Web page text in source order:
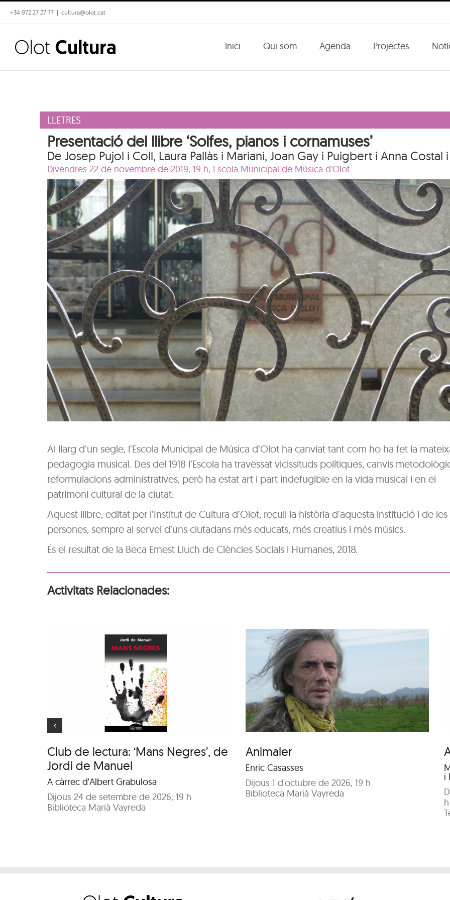
Skip
to
content
+34 972 27 27 77 | cultura@olot.cat
Inici Qui som Agenda Projectes
LLETRES
Presentació del llibre ‘Solfes, pianos i cornamuses’
De Josep Pujol i Coll, Laura Pallàs i Mariani, Joan Gay i Puigbert i Anna Costal
Divendres 22 de novembre de 2019, 19 h, Escola Municipal de Música d’Olot
Al llarg d’un segle, l’Escola Municipal de Música d’Olot ha canviat tant com ho ha fet la
pedagogia musical. Des del 1918 l’Escola ha travessat vicissituds polítiques, canvis
reformulacions administratives, però ha estat art i part indefugible en la vida musical i en el
patrimoni cultural de la ciutat.
Aquest llibre, editat per l’Institut de Cultura d’Olot, recull la història d’aquesta institució i de les
persones, sempre al servei d’uns ciutadans més educats, més creatius i més músics.
És el resultat de la Beca Ernest Lluch de Ciències Socials i Humanes, 2018.
Activitats Relacionades:
Club de lectura: ‘Mans Negres’, de
Jordi de Manuel
A càrrec d'Albert Grabulosa
Dijous 24 de setembre de 2026, 19 h
Biblioteca Marià Vayreda
Animaler
Animaler
Enric Casasses
Dijous 1 d'octubre de 2026, 19 h
Biblioteca Marià Vayreda
Aura
i
h